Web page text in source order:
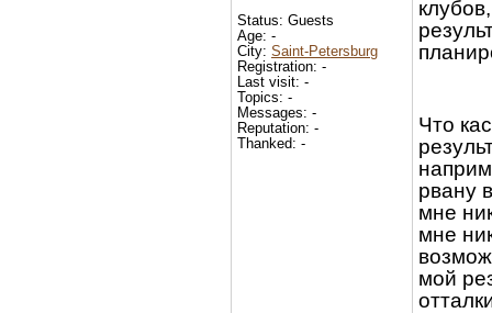
Что
рвану
мне
мне
мой
Status: Guests
Age: -
City: Saint-Petersburg
Registration: -
Last visit: -
Topics: -
Messages: -
Reputation: -
Thanked: -